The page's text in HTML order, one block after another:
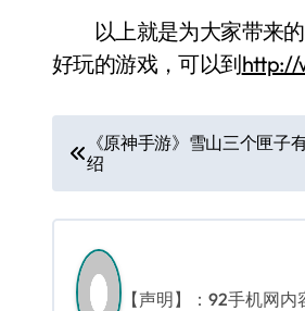
以上就是为大家带来的
好玩的游戏，可以到http://
文
章
导
航
《原神手游》雪山三个匣子
绍
【声明】：92手机网内